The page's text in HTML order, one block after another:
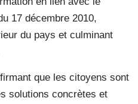
17 décembre 2010,
du pays et culminant
que les citoyens sont
solutions concrètes et